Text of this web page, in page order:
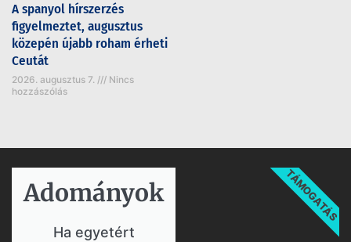
A spanyol hírszerzés
figyelmeztet, augusztus
közepén újabb roham érheti
Ceutát
2026. augusztus 7.
Nincs
hozzászólás
Adományok​
Ha egyetért
TÁMOGATÁS